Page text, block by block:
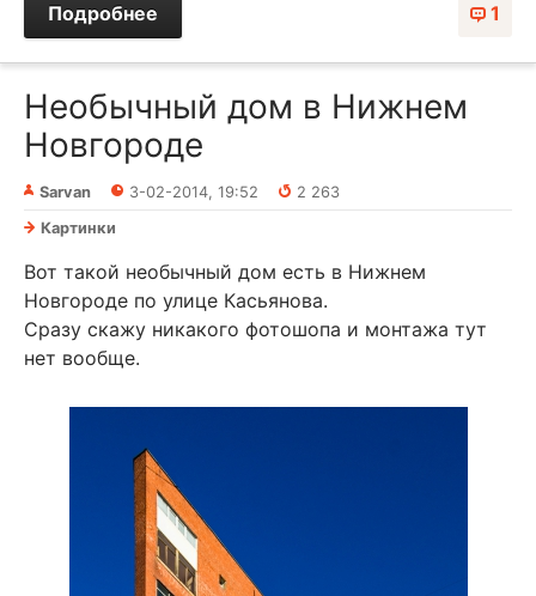
1
Подробнее
Необычный дом в Нижнем
Новгороде
Sarvan 3-02-2014, 19:52
2 263
Картинки
Вот такой необычный дом есть в Нижнем
Новгороде по улице Касьянова.
Сразу скажу никакого фотошопа и монтажа тут
нет вообще.